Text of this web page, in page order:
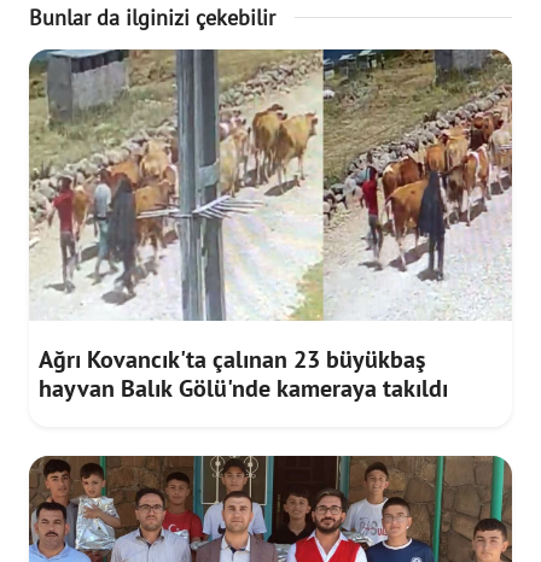
Bunlar da ilginizi çekebilir
Ağrı Kovancık'ta çalınan 23 büyükbaş
hayvan Balık Gölü'nde kameraya takıldı